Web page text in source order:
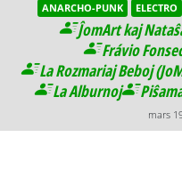
ANARCHO-PUNK
ELECTRO
ĴomArt kaj
Frávio
La Rozmariaj Beboj
La Alburnoj
mars